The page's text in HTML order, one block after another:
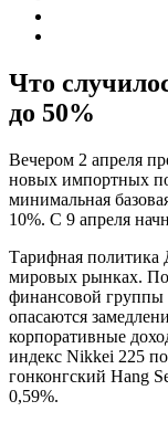
Что
до 50%
Вечером 2 апреля
новых импортных
минимальная
10%. С 9 апреля
Тарифная политика
мировых рынках. По
финансовой группы
опасаются
корпоративные
индекс Nikkei 225
гонконгский Hang
0,59%.